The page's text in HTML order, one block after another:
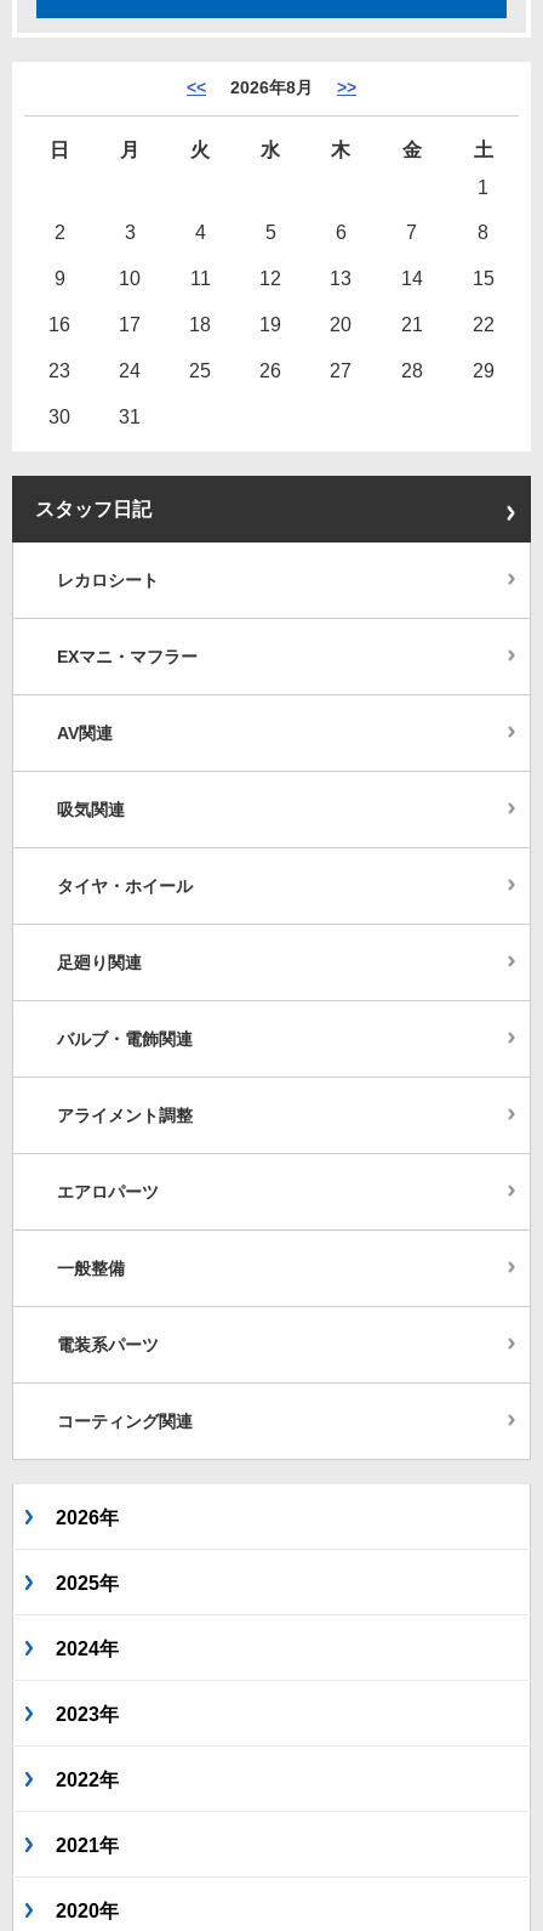
<< 2026年8月 >>
日 月 火 水 木 金
土
1
2 3 4 5 6 7 8
9 10 11 12 13 14 15
16 17 18 19 20 21 22
23 24 25 26 27 28 29
30 31
スタッフ日記
レカロシート
EXマニ・マフラー
AV関連
吸気関連
タイヤ・ホイール
足廻り関連
バルブ・電飾関連
アライメント調整
エアロパーツ
一般整備
電装系パーツ
コーティング関連
2026年
2025年
2024年
2023年
2022年
2021年
2020年